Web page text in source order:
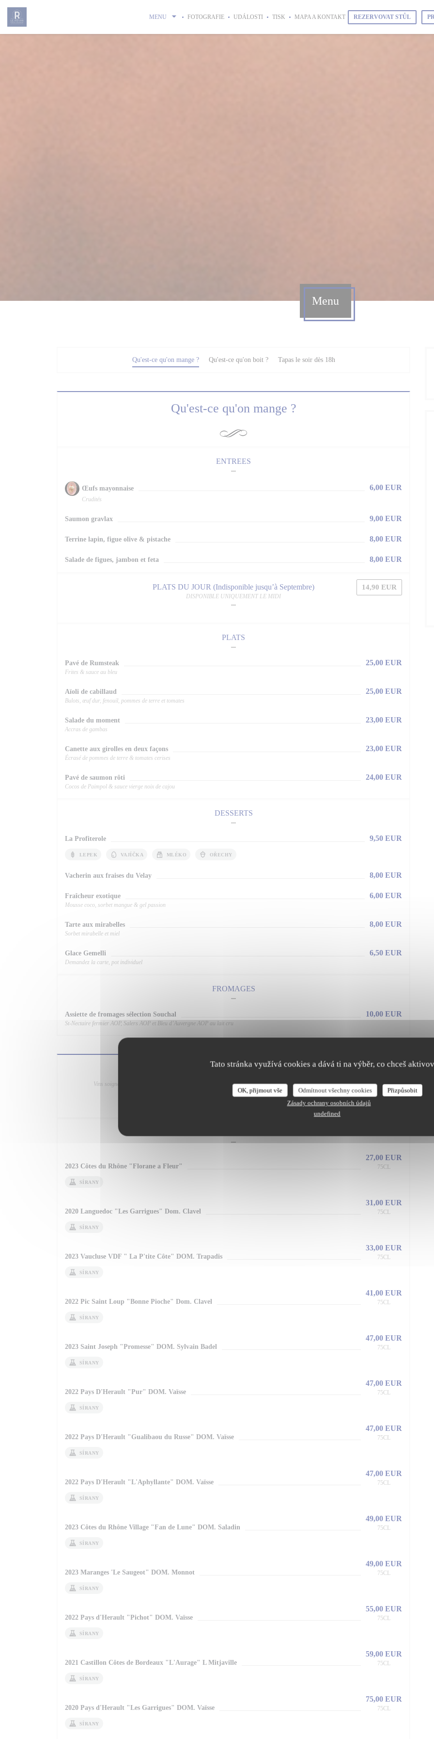
Tato stránka využívá cookies a dává ti na výběr, co chceš
OK, přijmout vše Odmítnout všechny cookies
Přizpůsobit
Zásady ochrany osobních údajů
undefined
MENU FOTOGRAFIE UDÁLOSTI TISK MAPA A KONTAKT REZERVOVAT STŮL
Menu
Qu'est-ce qu'on mange ? Qu'est-ce qu'on boit ? Tapas le soir dès 18h
Qu'est-ce qu'on mange ?
ENTREES
Œufs mayonnaise 6,00 EUR
Crudités
Saumon gravlax 9,00 EUR
Terrine lapin, figue olive & pistache 8,00 EUR
Salade de figues, jambon et feta 8,00 EUR
PLATS DU JOUR (Indisponible jusqu’à Septembre)
DISPONIBLE UNIQUEMENT LE MIDI
14,90 EUR
PLATS
Pavé de Rumsteak 25,00 EUR
Frites & sauce au bleu
Aïoli de cabillaud 25,00 EUR
Bulots, œuf dur, fenouil, pommes de terre et tomates
Salade du moment 23,00 EUR
Accras de gambas
Canette aux girolles en deux façons 23,00 EUR
Écrasé de pommes de terre & tomates cerises
Pavé de saumon rôti 24,00 EUR
Cocos de Paimpol & sauce vierge noix de cajou
DESSERTS
La Profiterole 9,50 EUR
LEPEK VAJÍČKA MLÉKO OŘECHY
Vacherin aux fraises du Velay 8,00 EUR
Fraîcheur exotique 6,00 EUR
Mousse coco, sorbet mangue & gel passion
Tarte aux mirabelles 8,00 EUR
Sorbet mirabelle et miel
Glace Gemelli 6,50 EUR
Demandez la carte, pot individuel
FROMAGES
Assiette de fromages sélection Souchal 10,00 EUR
St-Nectaire fermier AOP, Salers AOP et Bleu d’Auvergne AOP au lait cru
Qu'est-ce qu'on boit ?
Vins soigneusement sélectionnés par nos soins. N’hésitez pas à nous demander des suggestions d’accords avec vos plats.
2023 Côtes du Rhône "Florane a Fleur"
27,00 EUR
75CL
SÍRANY
2020 Languedoc "Les Garrigues" Dom. Clavel
31,00 EUR
75CL
SÍRANY
2023 Vaucluse VDF " La P'tite Côte" DOM. Trapadis
33,00 EUR
75CL
SÍRANY
2022 Pic Saint Loup "Bonne Pioche" Dom. Clavel
41,00 EUR
75CL
SÍRANY
2023 Saint Joseph "Promesse" DOM. Sylvain Badel
47,00 EUR
75CL
SÍRANY
2022 Pays D'Herault "Pur" DOM. Vaïsse
47,00 EUR
75CL
SÍRANY
2022 Pays D'Herault "Gualibaou du Russe" DOM. Vaïsse
47,00 EUR
75CL
SÍRANY
2022 Pays D'Herault "L'Aphyllante" DOM. Vaïsse
47,00 EUR
75CL
SÍRANY
2023 Côtes du Rhône Village "Fan de Lune" DOM. Saladin
49,00 EUR
75CL
SÍRANY
2023 Maranges 'Le Saugeot" DOM. Monnot
49,00 EUR
75CL
SÍRANY
2022 Pays d'Herault "Pichot" DOM. Vaïsse
55,00 EUR
75CL
SÍRANY
2021 Castillon Côtes de Bordeaux "L'Aurage" L Mitjaville
59,00 EUR
75CL
SÍRANY
2020 Pays d'Herault "Les Garrigues" DOM. Vaïsse
75,00 EUR
75CL
SÍRANY